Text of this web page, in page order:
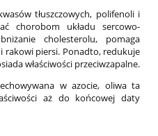
tłuszczowych, polifenoli i
chorobom układu sercowo-
cholesterolu, pomaga
rakowi piersi. Ponadto, redukuje
właściwości przeciwzapalne.
w azocie, oliwa ta
aż do końcowej daty